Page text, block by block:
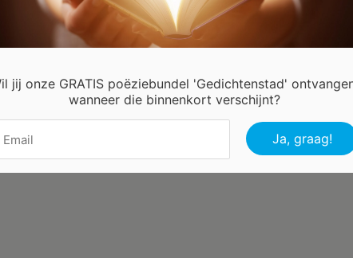
jij onze GRATIS poëziebundel 'Gedichtenstad'
wanneer die binnenkort verschijnt?